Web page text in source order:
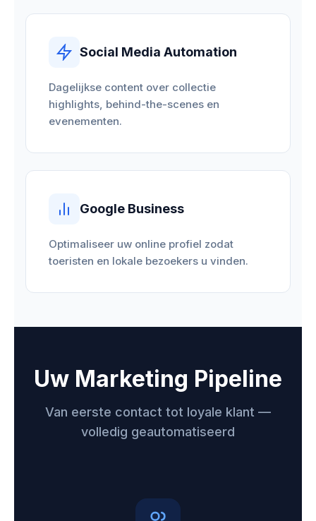
Social Media Automation
Dagelijkse content over collectie
highlights, behind-the-scenes en
evenementen.
Google Business
Optimaliseer uw online profiel zodat
toeristen en lokale bezoekers u vinden.
Uw Marketing Pipeline
Van eerste contact tot loyale klant —
volledig geautomatiseerd